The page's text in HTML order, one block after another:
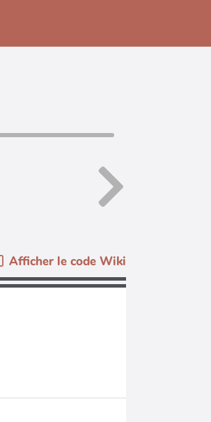
Afficher le code Wiki